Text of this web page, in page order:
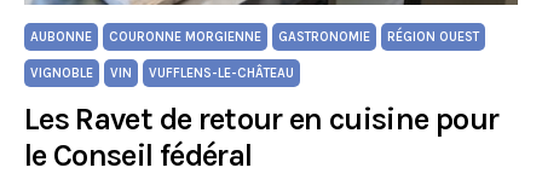
AUBONNE COURONNE MORGIENNE GASTRONOMIE RÉGION OUEST
VIGNOBLE VIN VUFFLENS-LE-CHÂTEAU
Les Ravet de retour en cuisine pour
le Conseil fédéral